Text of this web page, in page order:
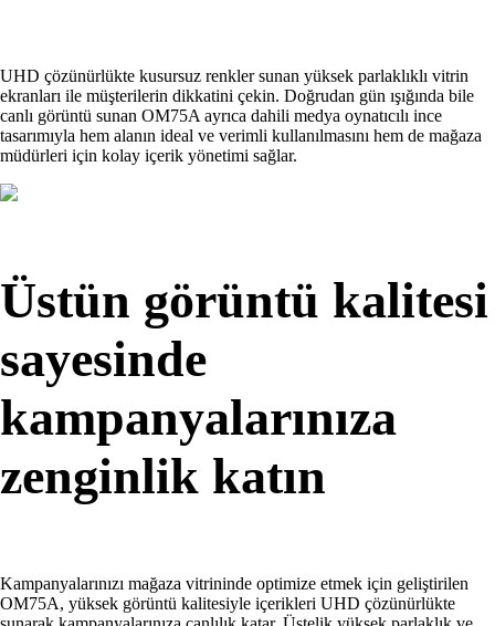
UHD çözünürlükte kusursuz renkler sunan yüksek parlaklıklı vitrin
ekranları ile müşterilerin dikkatini çekin. Doğrudan gün ışığında bile
canlı görüntü sunan OM75A ayrıca dahili medya oynatıcılı ince
tasarımıyla hem alanın ideal ve verimli kullanılmasını hem de mağaza
müdürleri için kolay içerik yönetimi sağlar.
Üstün görüntü kalitesi
sayesinde
kampanyalarınıza
zenginlik katın
Kampanyalarınızı mağaza vitrininde optimize etmek için geliştirilen
OM75A, yüksek görüntü kalitesiyle içerikleri UHD çözünürlükte